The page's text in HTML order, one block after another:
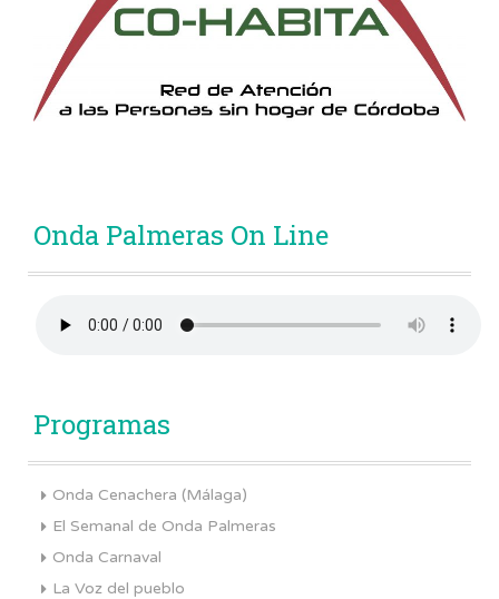
Onda Palmeras On Line
Programas
Onda Cenachera (Málaga)
El Semanal de Onda Palmeras
Onda Carnaval
La Voz del pueblo